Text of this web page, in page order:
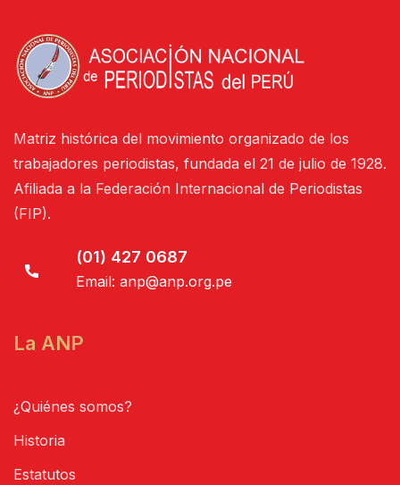
Matriz histórica del movimiento organizado de los
trabajadores periodistas, fundada el 21 de julio de 1928.
Afiliada a la Federación Internacional de Periodistas
(FIP).
(01) 427 0687
Email: anp@anp.org.pe
La ANP
¿Quiénes somos?
Historia
Estatutos